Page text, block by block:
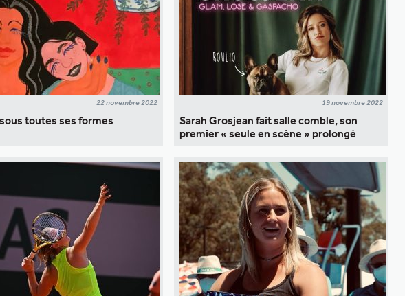
22 novembre 2022
toutes ses formes
19 novembre 2022
Sarah Grosjean fait salle comble, son
premier « seule en scène » prolongé